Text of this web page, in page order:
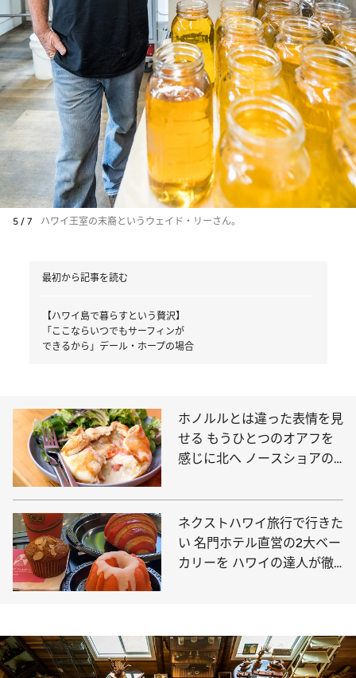
5 / 7 ハワイ王室の末裔というウェイド・リーさん。
最初から記事を読む
【ハワイ島で暮らすという贅沢】
「ここならいつでもサーフィンが
できるから」デール・ホープの場合
ホノルルとは違った表情を見
せる もうひとつのオアフを
感じに北へ ノースショアの
ネクストハワイ旅行で行きた
い 名門ホテル直営の2大ベー
カリーを ハワイの達人が徹